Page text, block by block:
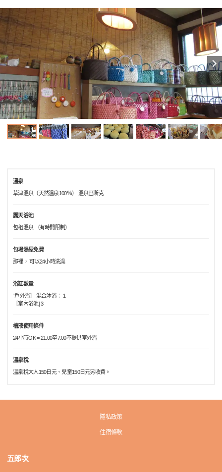
溫泉
草津溫泉（天然溫泉100％） 溫泉巴斯克
露天浴池
包租溫泉 （有時間限制）
包場湯屋免費
那裡， 可以24小時洗澡
浴缸數量
“戶外浴］ 混合沐浴： 1
［室內浴池] 3
槽液使用條件
24小時OK = 21:00至7:00不提供室外浴
溫泉稅
溫泉稅大人150日元、兒童150日元另收費。
隱私政策
住宿條款
五郎次